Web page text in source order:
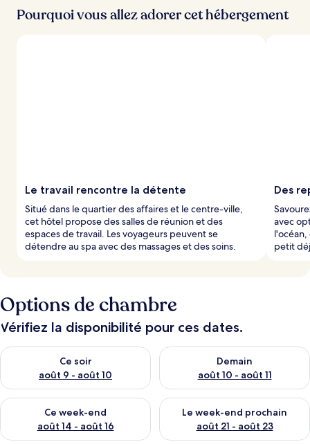
Pourquoi vous allez adorer cet hébergement
Le travail rencontre la détente
Situé dans le quartier des affaires et le centre-ville,
cet hôtel propose des salles de réunion et des
espaces de travail. Les voyageurs peuvent se
détendre au spa avec des massages et des soins.
Des
avec
petit
Options de chambre
Vérifiez la disponibilité pour ces dates.
Ce soir
août 9 - août 10
Vérifier la disponibilité pour ce soir août 9 - août 10
Demain
août 10 - août 11
Vérifier la disponibilité pour
Ce week-end
août 14 - août 16
Vérifier la disponibilité pour ce week-end août 14 - août 16
Le week-end prochain
août 21 - août 23
Vérifier la disponibilité pour